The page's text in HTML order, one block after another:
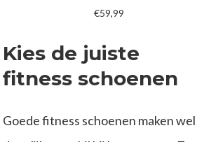
€59,99
Kies de juiste
fitness schoenen
Goede fitness schoenen maken wel